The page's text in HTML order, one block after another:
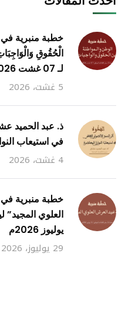
خطبة منبرية
لـ 07 غشت 2026م
5 غشت، 2026
ذ. عبد الحميد
في استيعاب
4 غشت، 2026
خطبة منبرية
يوليوز 2026م
29 يوليوز، 2026